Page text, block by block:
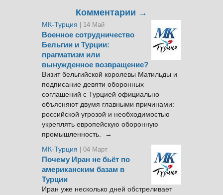
Комментарии →
МК-Турция | 14 Май
Военное сотрудничество
Бельгии и Турции:
прагматизм или
вынужденное возвращение?
Визит бельгийской королевы Матильды и
подписание девяти оборонных
соглашений с Турцией официально
объясняют двумя главными причинами:
российской угрозой и необходимостью
укреплять европейскую оборонную
промышленность. →
МК-Турция
| 04 Март
Почему Иран не бьёт по
американским базам в
Турции
Иран уже несколько дней обстреливает